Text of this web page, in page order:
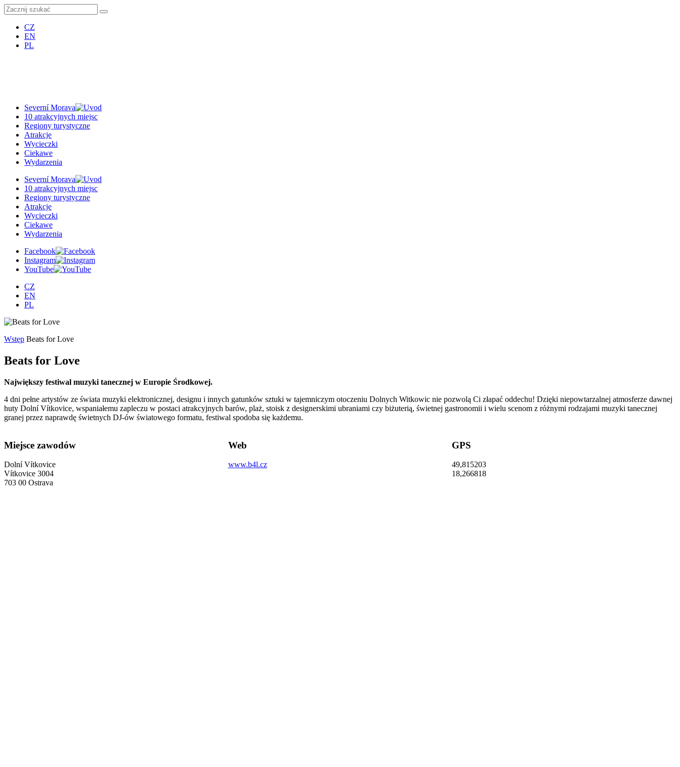
CZ
EN
PL
Severní Morava
10 atrakcyjnych miejsc
Regiony turystyczne
Atrakcje
Wycieczki
Ciekawe
Wydarzenia
Severní Morava
10 atrakcyjnych miejsc
Regiony turystyczne
Atrakcje
Wycieczki
Ciekawe
Wydarzenia
Facebook
Instagram
YouTube
CZ
EN
PL
Wstęp Beats for Love
Beats for Love
Największy festiwal muzyki tanecznej w Europie Środkowej.
4 dni pełne artystów ze świata muzyki elektronicznej, designu i innych gatunków sztuki w tajemniczym otoczeniu Dolnych Witkowic nie pozwolą Ci złapać oddechu! Dzięki niepowtarzalnej atmosferze dawnej
huty Dolní Vítkovice, wspaniałemu zapleczu w postaci atrakcyjnych barów, plaż, stoisk z designerskimi ubraniami czy biżuterią, świetnej gastronomii i wielu scenom z różnymi rodzajami muzyki tanecznej
granej przez naprawdę świetnych DJ-ów światowego formatu, festiwal spodoba się każdemu.
Miejsce zawodów
Dolní Vítkovice
Vítkovice 3004
703 00 Ostrava
Web
www.b4l.cz
GPS
49,815203
18,266818